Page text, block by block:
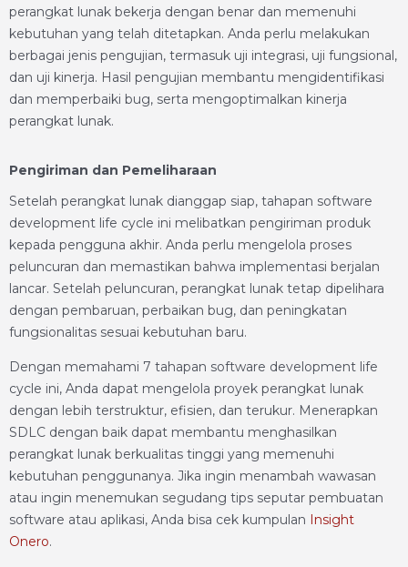
perangkat lunak bekerja dengan benar dan memenuhi
kebutuhan yang telah ditetapkan. Anda perlu melakukan
berbagai jenis pengujian, termasuk uji integrasi, uji fungsional,
dan uji kinerja. Hasil pengujian membantu mengidentifikasi
dan memperbaiki bug, serta mengoptimalkan kinerja
perangkat lunak.
Pengiriman dan Pemeliharaan
Setelah perangkat lunak dianggap siap, tahapan software
development life cycle ini melibatkan pengiriman produk
kepada pengguna akhir. Anda perlu mengelola proses
peluncuran dan memastikan bahwa implementasi berjalan
lancar. Setelah peluncuran, perangkat lunak tetap dipelihara
dengan pembaruan, perbaikan bug, dan peningkatan
fungsionalitas sesuai kebutuhan baru.
Dengan memahami 7 tahapan software development life
cycle ini, Anda dapat mengelola proyek perangkat lunak
dengan lebih terstruktur, efisien, dan terukur. Menerapkan
SDLC dengan baik dapat membantu menghasilkan
perangkat lunak berkualitas tinggi yang memenuhi
kebutuhan penggunanya. Jika ingin menambah wawasan
atau ingin menemukan segudang tips seputar pembuatan
software atau aplikasi, Anda bisa cek kumpulan
Insight
Onero.